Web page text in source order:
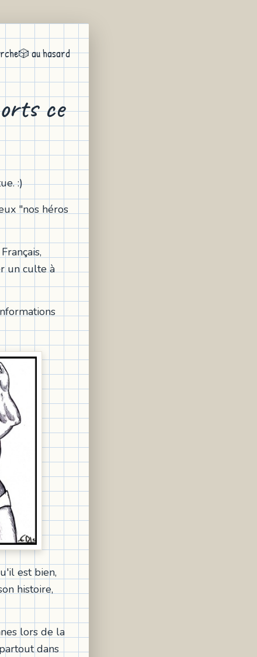
🎲 au hasard
ce
:)
"nos héros
un culte à
est bien,
histoire,
lors de la
dans